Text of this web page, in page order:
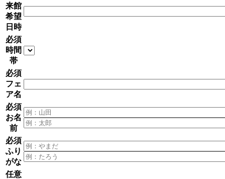
来館
希望
日時
必須
時間
帯
必須
フェ
ア名
必須
お名
前
必須
ふり
がな
任意